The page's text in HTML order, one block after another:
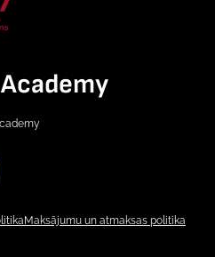
Maksājumu un atmaksas politika